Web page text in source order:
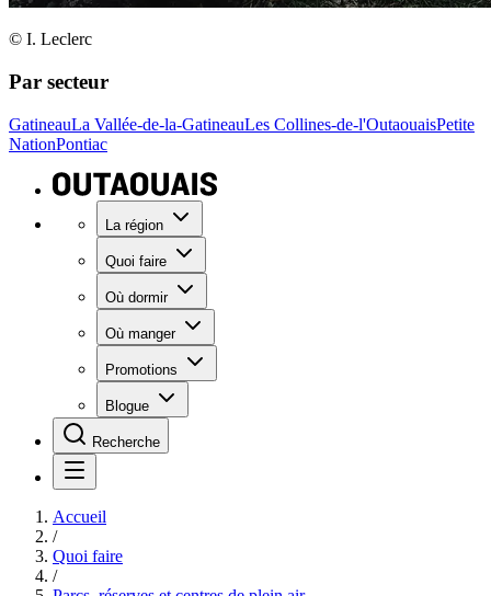
© I. Leclerc
Par secteur
GatineauLa Vallée-de-la-GatineauLes Collines-de-l'OutaouaisPetite
NationPontiac
La région
Quoi faire
Où dormir
Où manger
Promotions
Blogue
Recherche
Accueil
/
Quoi faire
/